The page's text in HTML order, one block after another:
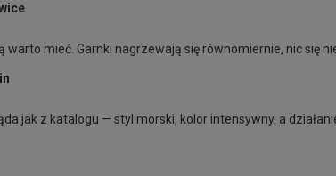
warto mieć. Garnki nagrzewają się równomiernie, nic się
jak z katalogu — styl morski, kolor intensywny, a